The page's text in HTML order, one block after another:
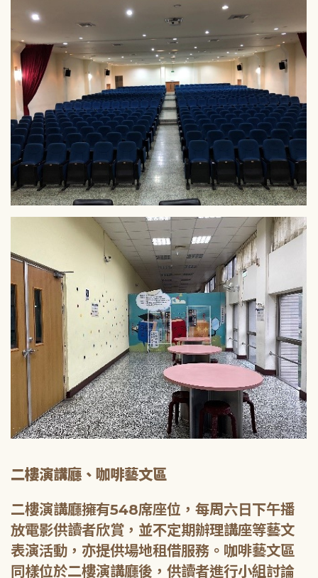
二樓演講廳、咖啡藝文區
二樓演講廳擁有548席座位，每周六日下午播
放電影供讀者欣賞，並不定期辦理講座等藝文
表演活動，亦提供場地租借服務。咖啡藝文區
同樣位於二樓演講廳後，供讀者進行小組討論